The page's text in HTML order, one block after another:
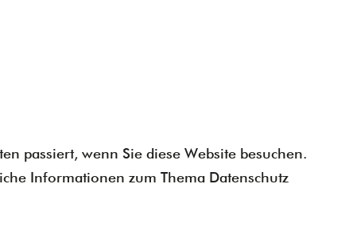
passiert, wenn Sie diese Website besuchen.
Informationen zum Thema Datenschutz